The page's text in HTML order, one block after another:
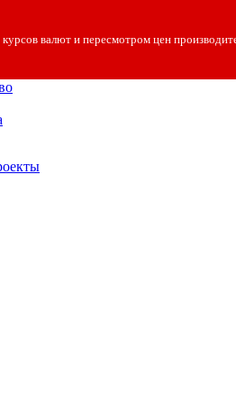
валют и пересмотром цен